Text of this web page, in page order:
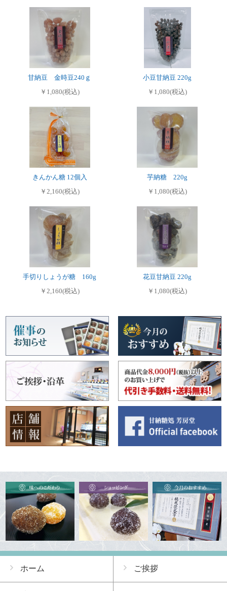
甘納豆 金時豆240ｇ
￥1,080(税込)
小豆甘納豆 220g
￥1,080(税込)
きんかん糖 12個入
￥2,160(税込)
芋納糖 220g
￥1,080(税込)
手切りしょうが糖 160g
￥2,160(税込)
花豆甘納豆 220g
￥1,080(税込)
ホーム ご挨拶